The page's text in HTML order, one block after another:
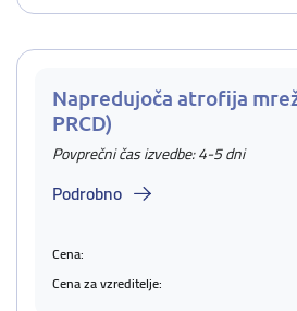
Napredujoča atrofija
PRCD)
Povprečni čas izvedbe: 4-5 dni
Podrobno
Cena:
Cena za vzreditelje: